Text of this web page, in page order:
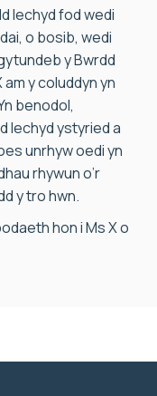
Iechyd fod wedi
o bosib, wedi
y Bwrdd
y coluddyn yn
benodol,
Iechyd ystyried a
unrhyw oedi yn
rhywun o’r
y tro hwn.
hon i Ms X o